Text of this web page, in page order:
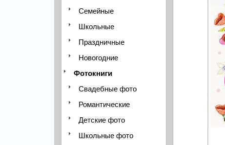
Семейные
Школьные
Праздничные
Новогодние
Фотокниги
Свадебные фото
Романтические
Детские фото
Школьные фото